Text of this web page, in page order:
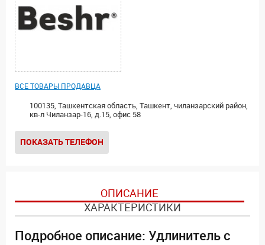
ВСЕ ТОВАРЫ ПРОДАВЦА
100135, Ташкентская область, Ташкент, чиланзарский район,
кв-л Чиланзар-16, д.15, офис 58
ПОКАЗАТЬ ТЕЛЕФОН
ОПИСАНИЕ
ХАРАКТЕРИСТИКИ
Подробное описание: Удлинитель с